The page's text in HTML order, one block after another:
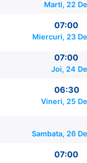
Marti, 22
07:00
Miercuri, 23
07:00
Joi, 24
06:30
Vineri, 25
Sambata, 26
07:00